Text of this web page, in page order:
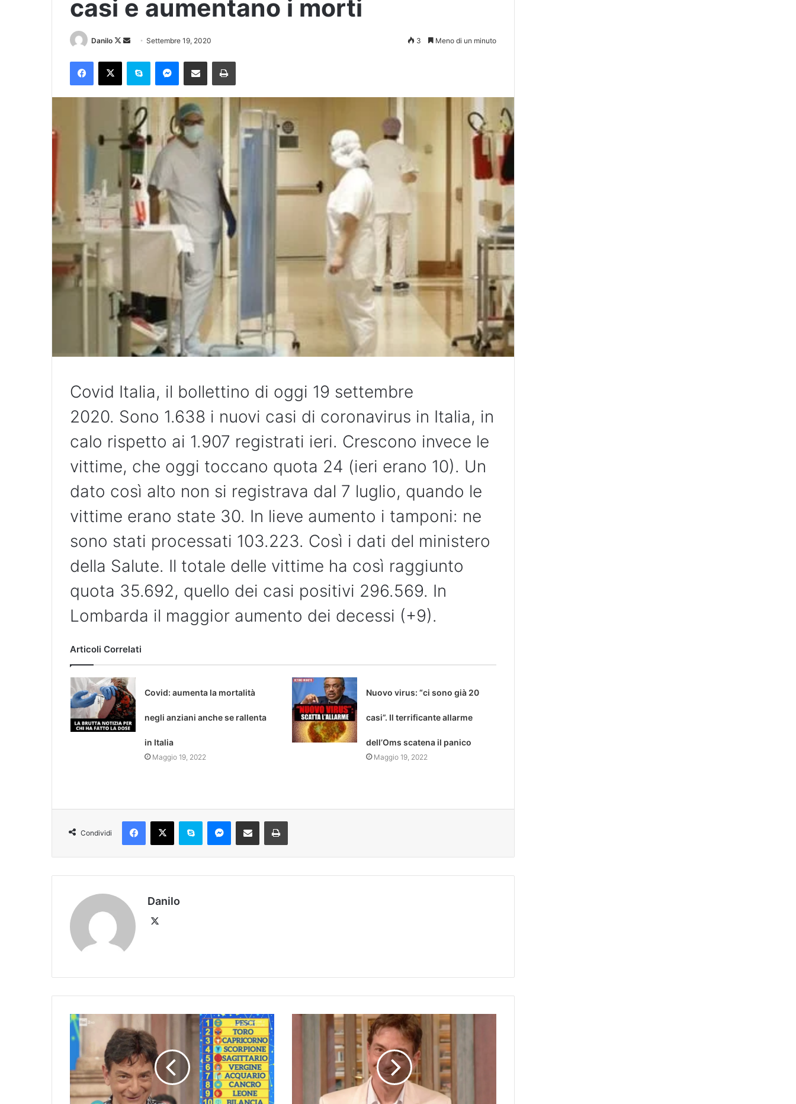
casi e aumentano i morti
Danilo Settembre 19, 2020 3 Meno di un minuto
Covid Italia, il bollettino di oggi 19 settembre
2020. Sono 1.638 i nuovi casi di coronavirus in Italia, in
calo rispetto ai 1.907 registrati ieri. Crescono invece le
vittime, che oggi toccano quota 24 (ieri erano 10). Un
dato così alto non si registrava dal 7 luglio, quando le
vittime erano state 30. In lieve aumento i tamponi: ne
sono stati processati 103.223. Così i dati del ministero
della Salute. Il totale delle vittime ha così raggiunto
quota 35.692, quello dei casi positivi 296.569. In
Lombarda il maggior aumento dei decessi (+9).
Articoli Correlati
Covid: aumenta la mortalità
negli anziani anche se rallenta
in Italia
Maggio 19, 2022
Nuovo virus: “ci sono già 20
casi”. Il terrificante allarme
dell’Oms scatena il panico
Maggio 19, 2022
Condividi
Danilo